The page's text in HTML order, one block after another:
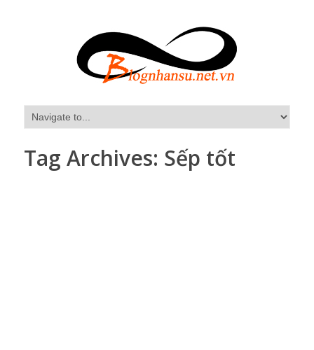
Tag Archives: Sếp tốt